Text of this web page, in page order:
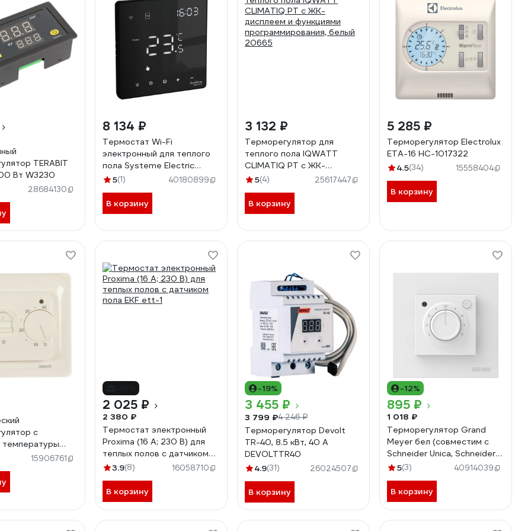
TERABIT
Вт W3230
28684130
8 134 ₽
Термостат Wi-Fi
электронный для теплого
пола Systeme Electric
ARTGALLERY, 16 A, в сборе,
5(1) 40180899
В корзину
3 132 ₽
Терморегулятор для
теплого пола IQWATT
CLIMATIQ PT с ЖК-
дисплеем и функциями
20665
5(4) 25617447
В корзину
5 285 ₽
Терморегулятор Electrolux
ETA-16 НС-1017322
4.5(34) 15558404
В корзину
с
температуры
R70XT, 3500
15906761
2 025 ₽
2 380 ₽
Термостат электронный
Proxima (16 A; 230 В) для
теплых полов с датчиком
пола EKF ett-1
3.9(8) 16058710
В корзину
-19%
3 455 ₽
3 799 ₽4 246 ₽
Терморегулятор Devolt
TR-40, 8.5 кВт, 40 А
DEVOLTTR40
4.9(31) 26024507
В корзину
-12%
895 ₽
1 018 ₽
Терморегулятор Grand
Meyer бел (совместим с
Schneider Unica, Schneider
Atlas) MST-9
5(3) 40914039
В корзину